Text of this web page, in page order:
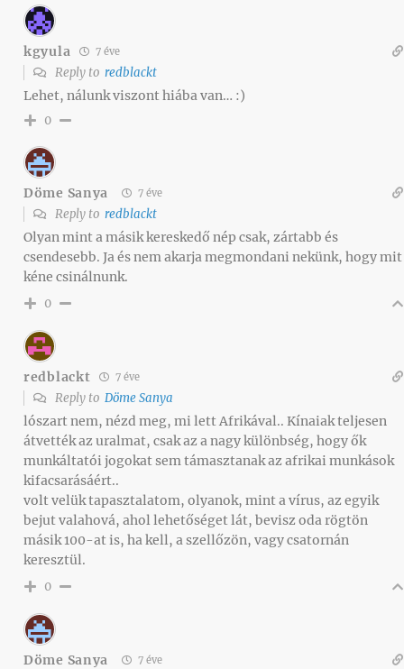
kgyula 7 éve
Reply to redblackt
Lehet, nálunk viszont hiába van… :)
0
Döme Sanya 7 éve
Reply to redblackt
Olyan mint a másik kereskedő nép csak, zártabb és
csendesebb. Ja és nem akarja megmondani nekünk, hogy mit
kéne csinálnunk.
0
redblackt 7 éve
Reply to Döme Sanya
lószart nem, nézd meg, mi lett Afrikával.. Kínaiak teljesen
átvették az uralmat, csak az a nagy különbség, hogy ők
munkáltatói jogokat sem támasztanak az afrikai munkások
kifacsarásáért..
volt velük tapasztalatom, olyanok, mint a vírus, az egyik
bejut valahová, ahol lehetőséget lát, bevisz oda rögtön
másik 100-at is, ha kell, a szellőzön, vagy csatornán
keresztül.
0
Döme Sanya 7 éve